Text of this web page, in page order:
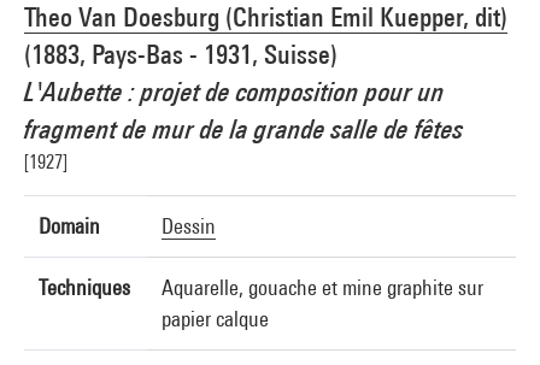
Theo Van Doesburg (Christian Emil Kuepper, dit)
(1883, Pays-Bas - 1931, Suisse)
L'Aubette : projet de composition pour un
fragment de mur de la grande salle de fêtes
[1927]
Domain Dessin
Techniques
Aquarelle, gouache et mine graphite sur
papier calque
Photo credits : Centre Pompidou, MNAM-CCI/Cecilia Laulanne/Dist. GrandPalaisRmn
Image reference : 4Y00559
Image presentation :GrandPalaisRmnPhoto